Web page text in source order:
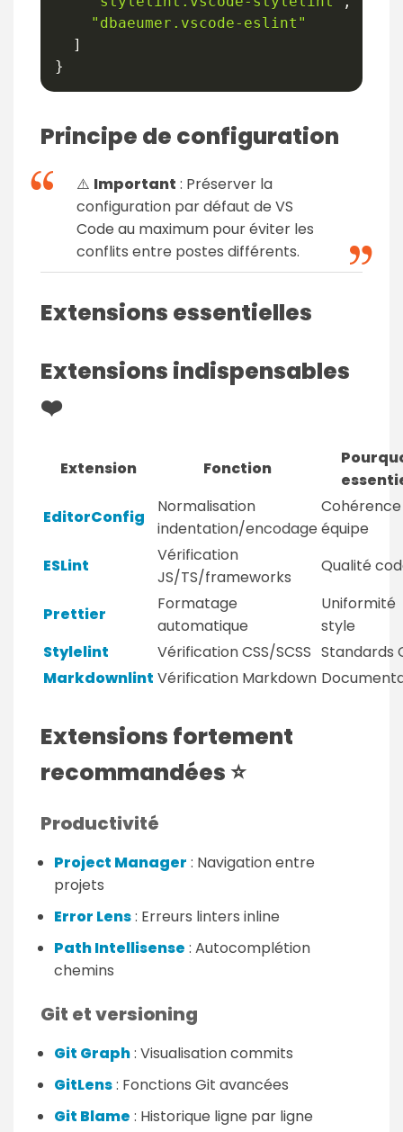
"dbaeumer.vscode-eslint"
]
}
Principe de configuration
⚠️ Important : Préserver la
configuration par défaut de VS
Code au maximum pour éviter les
conflits entre postes différents.
Extensions essentielles
Extensions indispensables
❤️
Extension Fonction
EditorConfig
Normalisation
indentation/encodage
Cohérence
équipe
ESLint
Vérification
JS/TS/frameworks
Qualité
Prettier
Formatage
automatique
Uniformité
style
Stylelint
Vérification CSS/SCSS Standards
Markdownlint Vérification Markdown
Extensions fortement
recommandées ⭐
Productivité
Project Manager : Navigation entre
projets
Error Lens: Erreurs linters inline
Path Intellisense : Autocomplétion
chemins
Git et versioning
Git Graph: Visualisation commits
GitLens: Fonctions Git avancées
Git Blame : Historique ligne par ligne